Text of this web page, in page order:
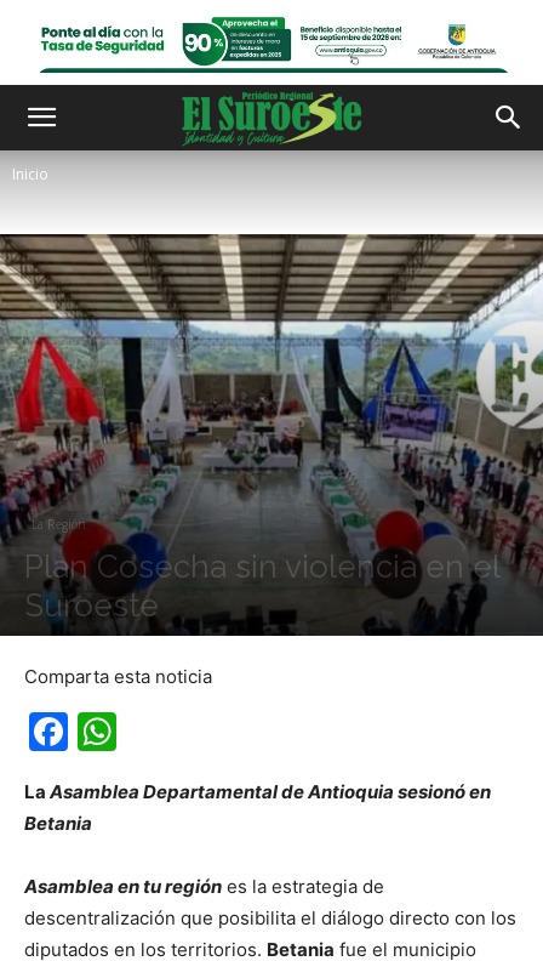
Inicio
La Región
Plan Cosecha sin violencia en el
Suroeste
Comparta esta noticia
Facebook
La Asamblea Departamental de Antioquia sesionó en
Betania
Asamblea en tu región es la estrategia de
descentralización que posibilita el diálogo directo con los
diputados en los territorios. Betania fue el municipio